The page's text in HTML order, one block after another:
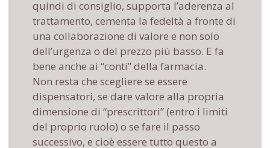
quindi di consiglio, supporta l’aderenza al
trattamento, cementa la fedeltà a fronte di
una collaborazione di valore e non solo
dell’urgenza o del prezzo più basso. E fa
bene anche ai “conti” della farmacia.
Non resta che scegliere se essere
dispensatori, se dare valore alla propria
dimensione di “prescrittori” (entro i limiti
del proprio ruolo) o se fare il passo
successivo, e cioè essere tutto questo a